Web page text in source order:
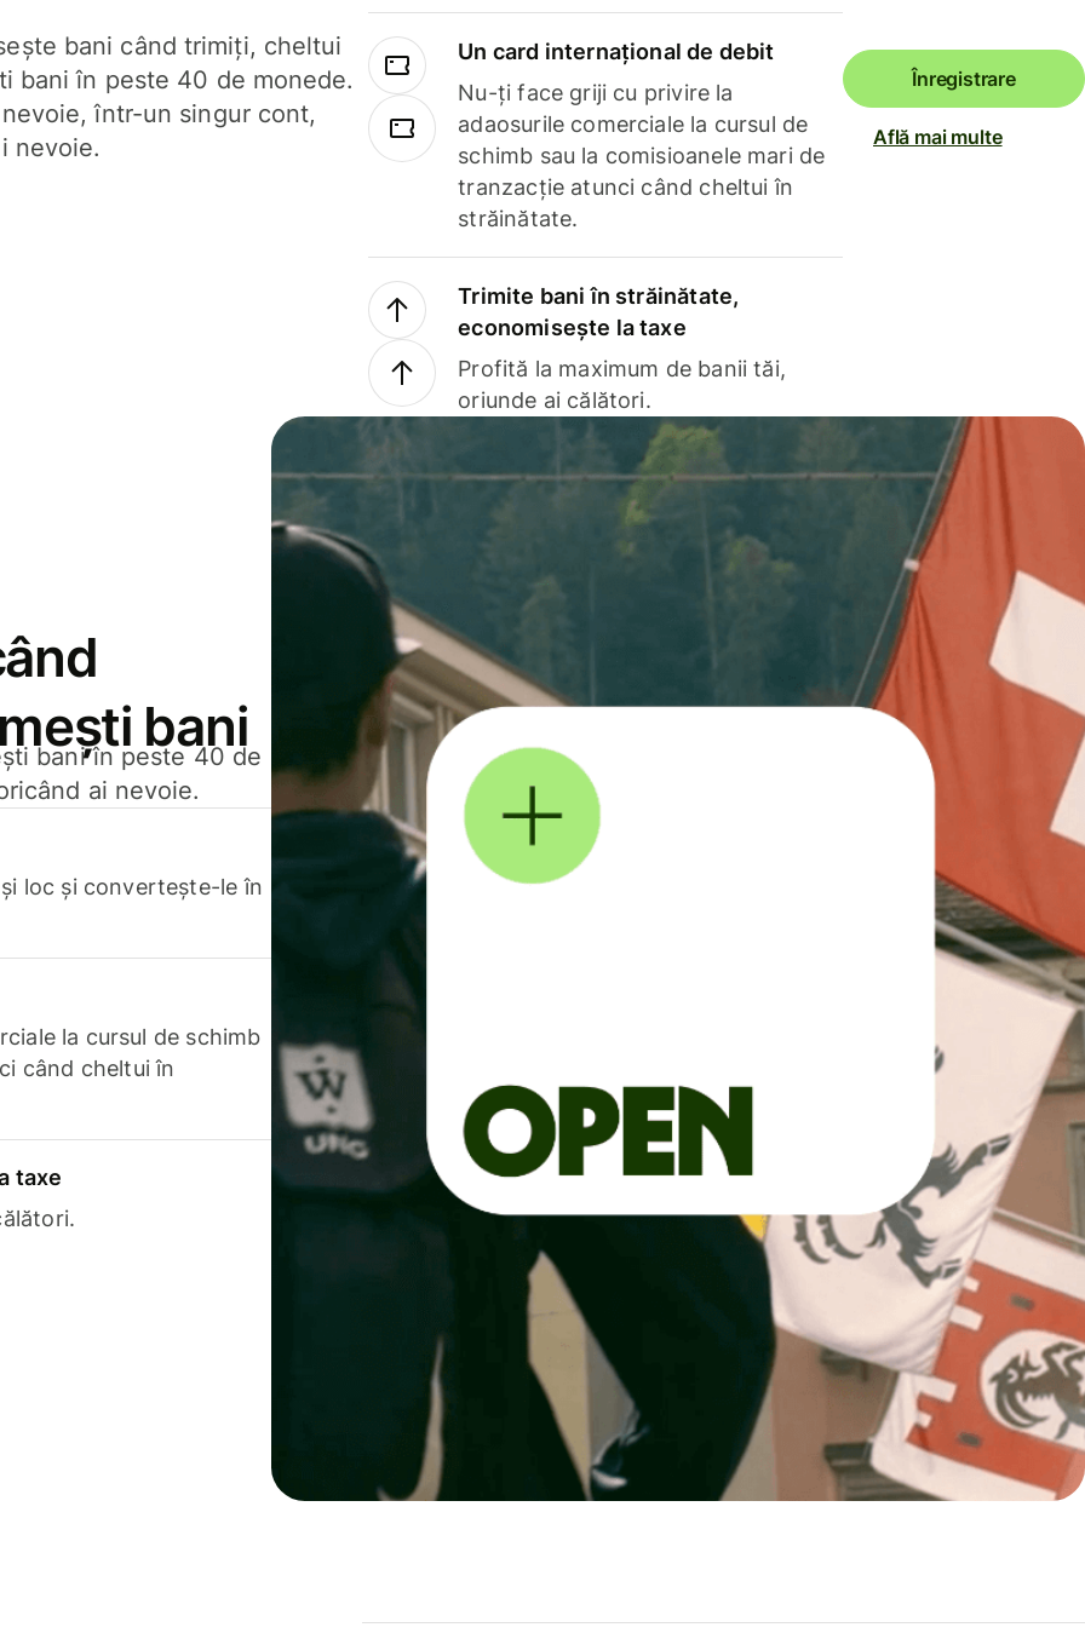
bani când trimiți, cheltui
bani în peste 40 de monede.
într-un singur cont,
nevoie.
Un card internațional de debit
Nu-ți face griji cu privire la
adaosurile comerciale la cursul de
schimb sau la comisioanele mari de
tranzacție atunci când cheltui în
străinătate.
Trimite bani în străinătate,
economisește la taxe
Profită la maximum de banii tăi,
oriunde ai călători.
Înregistrare
Află mai multe
bani
bani în peste 40 de
ai nevoie.
loc și convertește-le în
la cursul de schimb
când cheltui în
taxe